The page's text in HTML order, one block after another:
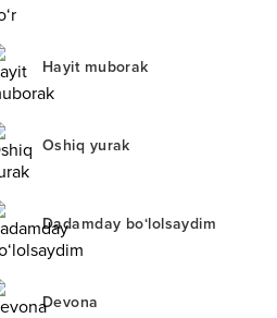
Hayit muborak
Oshiq yurak
Dadamday bo‘lolsaydim
Devona